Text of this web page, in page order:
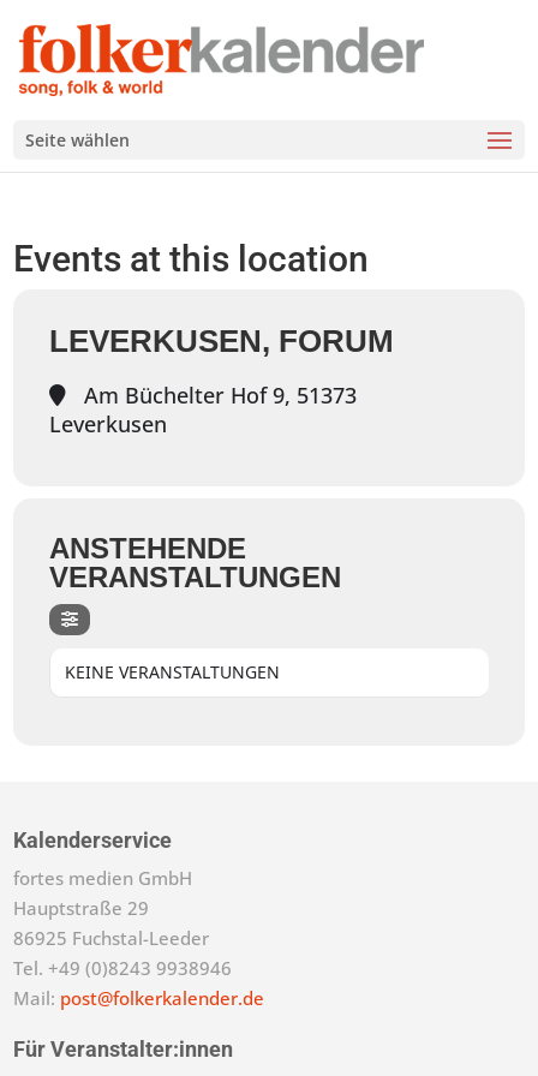
Seite wählen
Events at this location
LEVERKUSEN, FORUM
Am Büchelter Hof 9, 51373
Leverkusen
ANSTEHENDE
VERANSTALTUNGEN
KEINE VERANSTALTUNGEN
Kalenderservice
fortes medien GmbH
Hauptstraße 29
86925 Fuchstal-Leeder
Tel. +49 (0)8243 9938946
Mail: post@folkerkalender.de
Für Veranstalter:innen